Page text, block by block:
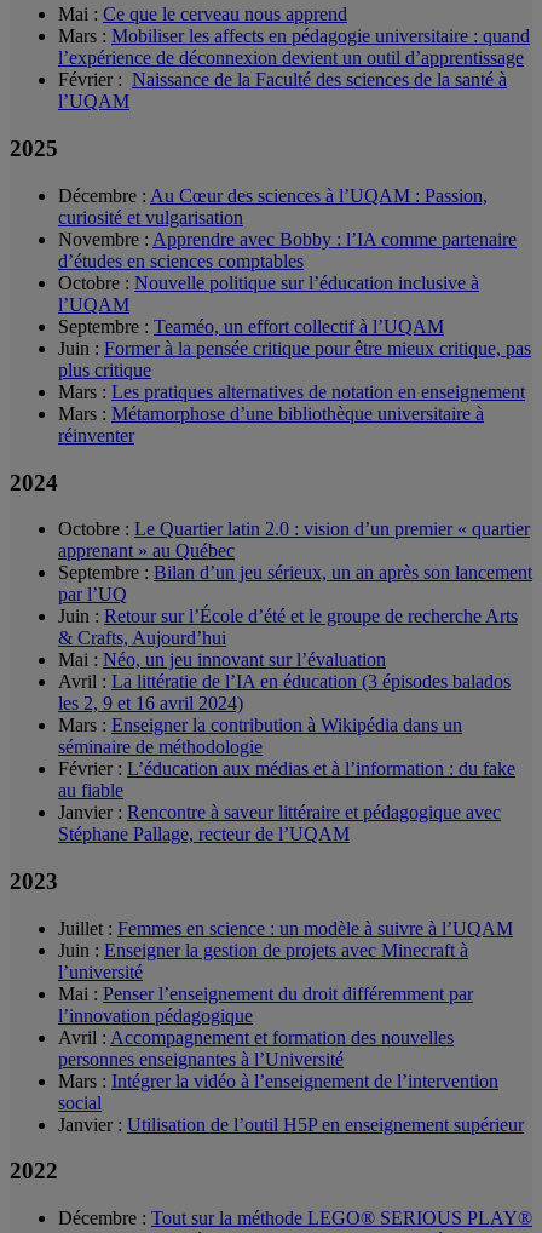
Mai : Ce que le cerveau nous apprend
Mars : Mobiliser les affects en pédagogie universitaire : quand
l’expérience de déconnexion devient un outil d’apprentissage
Février : Naissance de la Faculté des sciences de la santé à
l’UQAM
2025
Décembre : Au Cœur des sciences à l’UQAM : Passion,
curiosité et vulgarisation
Novembre : Apprendre avec Bobby : l’IA comme partenaire
d’études en sciences comptables
Octobre : Nouvelle politique sur l’éducation inclusive à
l’UQAM
Septembre : Teaméo, un effort collectif à l’UQAM
Juin : Former à la pensée critique pour être mieux critique, pas
plus critique
Mars : Les pratiques alternatives de notation en enseignement
Mars : Métamorphose d’une bibliothèque universitaire à
réinventer
2024
Octobre : Le Quartier latin 2.0 : vision d’un premier « quartier
apprenant » au Québec
Septembre : Bilan d’un jeu sérieux, un an après son lancement
par l’UQ
Juin : Retour sur l’École d’été et le groupe de recherche Arts
& Crafts, Aujourd’hui
Mai : Néo, un jeu innovant sur l’évaluation
Avril : La littératie de l’IA en éducation (3 épisodes balados
les 2, 9 et 16 avril 2024)
Mars : Enseigner la contribution à Wikipédia dans un
séminaire de méthodologie
Février : L’éducation aux médias et à l’information : du fake
au fiable
Janvier : Rencontre à saveur littéraire et pédagogique avec
Stéphane Pallage, recteur de l’UQAM
2023
Juillet : Femmes en science : un modèle à suivre à l’UQAM
Juin : Enseigner la gestion de projets avec Minecraft à
l’université
Mai : Penser l’enseignement du droit différemment par
l’innovation pédagogique
Avril : Accompagnement et formation des nouvelles
personnes enseignantes à l’Université
Mars : Intégrer la vidéo à l’enseignement de l’intervention
social
Janvier : Utilisation de l’outil H5P en enseignement supérieur
2022
Décembre : Tout sur la méthode LEGO® SERIOUS PLAY®